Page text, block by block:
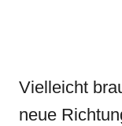
Vielleicht
neue